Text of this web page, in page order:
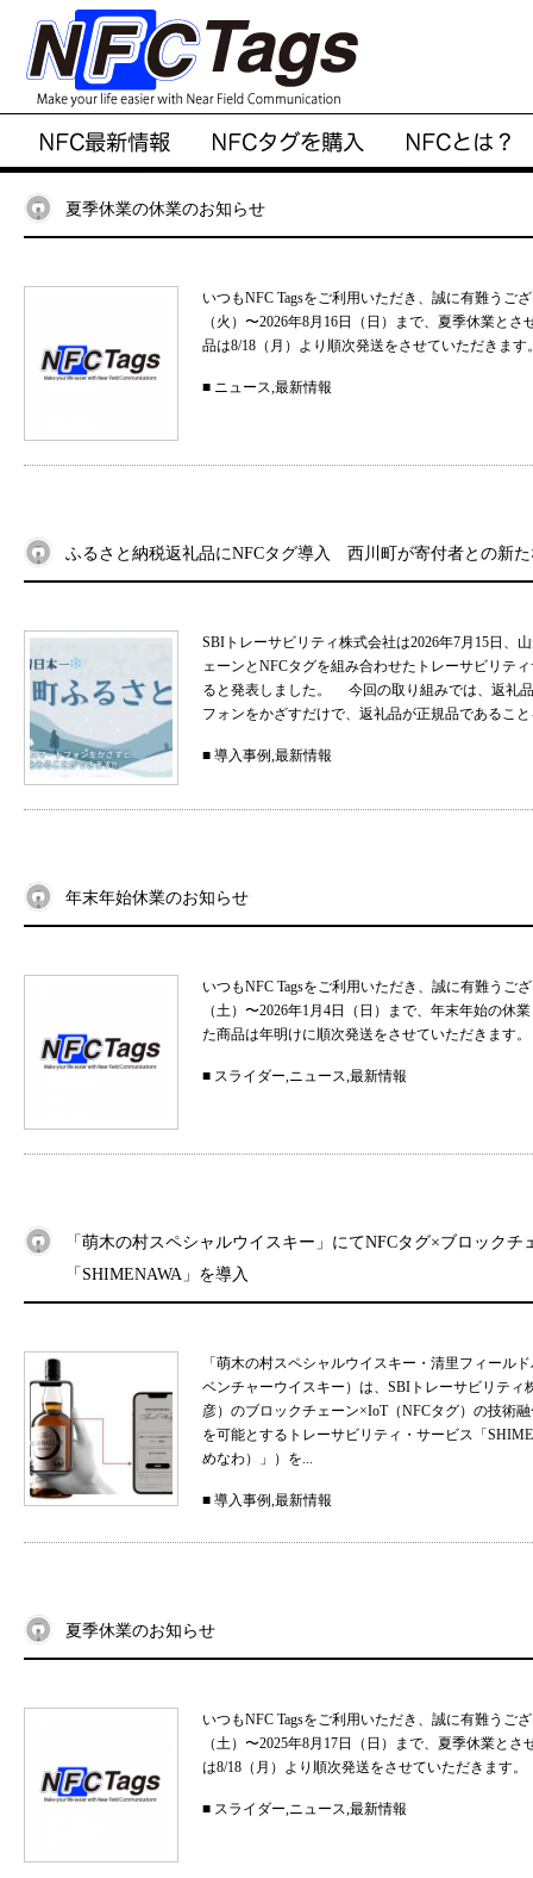
夏季休業の休業のお知らせ
いつもNFC Tagsをご利用いただき、誠に有難う
（火）〜2026年8月16日（日）まで、夏季休業と
品は8/18（月）より順次発送をさせていただきま
■ ニュース,最新情報
ふるさと納税返礼品にNFCタグ導入 西川町が寄付者との新
SBIトレーサビリティ株式会社は2026年7月15日、
ェーンとNFCタグを組み合わせたトレーサビリテ
ると発表しました。 今回の取り組みでは、返礼
フォンをかざすだけで、返礼品が正規品であるこ
■ 導入事例,最新情報
年末年始休業のお知らせ
いつもNFC Tagsをご利用いただき、誠に有難う
（土）〜2026年1月4日（日）まで、年末年始の
た商品は年明けに順次発送をさせていただきます
■ スライダー,ニュース,最新情報
「萌木の村スペシャルウイスキー」にてNFCタグ×ブロックチ
「SHIMENAWA」を導入
「萌木の村スペシャルウイスキー・清里フィール
ベンチャーウイスキー）は、SBIトレーサビリテ
彦）のブロックチェーン×IoT（NFCタグ）の技術
を可能とするトレーサビリティ・サービス「
めなわ）」）を...
■ 導入事例,最新情報
夏季休業のお知らせ
いつもNFC Tagsをご利用いただき、誠に有難う
（土）〜2025年8月17日（日）まで、夏季休業と
は8/18（月）より順次発送をさせていただきま
■ スライダー,ニュース,最新情報